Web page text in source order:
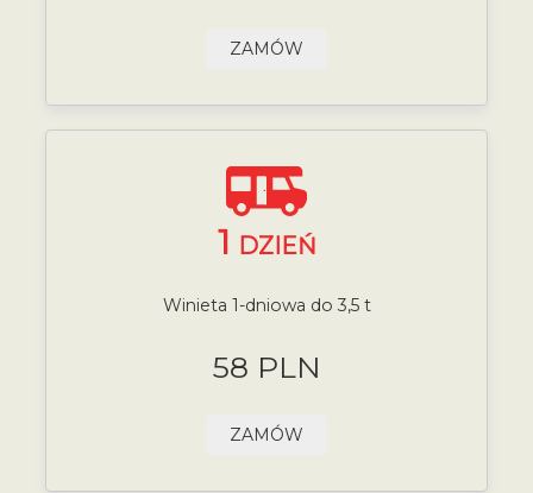
ZAMÓW
1 DZIEŃ
Winieta 1-dniowa do 3,5 t
58 PLN
ZAMÓW